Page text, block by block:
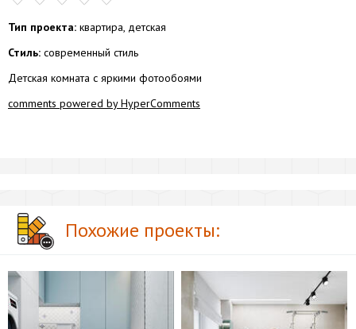
Тип проекта: квартира, детская
Стиль: современный стиль
Детская комната с яркими фотообоями
comments powered by HyperComments
Похожие проекты: